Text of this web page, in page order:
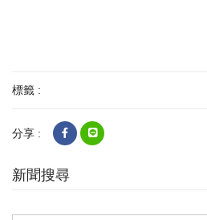
新聞搜尋
標籤 :
分享 :